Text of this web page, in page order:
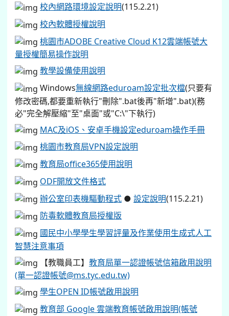
校內軟體授權說明
桃園市ADOBE Creative Cloud K12雲端帳號大
量授權簡易操作說明
教學設備使用說明
Windows無線網路eduroam設定批次檔
修改密碼,都要重新執行"刪除".bat後再"新增".bat)(務
必"完全解壓縮"至"桌面"或"C:\"下執行)
MAC及iOS、安卓手機設定eduroam操作手冊
桃園市教育局VPN設定說明
教育局office365使用說明
ODF開放文件格式
辦公室印表機驅動程式
防毒軟體教育局授權版
國民中小學學生學習評量及作業使用生成式人工
智慧注意事項
【教職員工】
(單一認證帳號@ms.tyc.edu.tw)
學生OPEN ID帳號啟用說明
教育部 Google 雲端教育帳號啟用說明(帳號
@go.edu.tw)